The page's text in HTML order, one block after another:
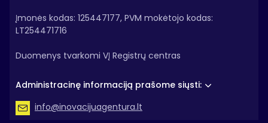
Įmonės kodas: 125447177, PVM mokėtojo kodas:
LT254471716
Duomenys tvarkomi VĮ Registrų centras
Administracinę informaciją prašome siųsti:
info@inovacijuagentura.lt